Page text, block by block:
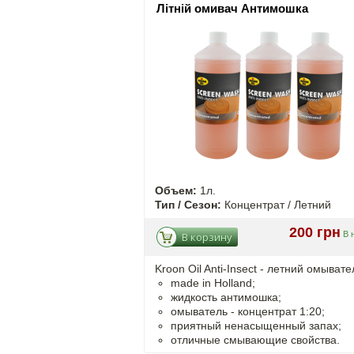
Літній омивач Антимошка
Объем: 1л.
Тип / Сезон: Концентрат / Летний
200 грн В
В корзину
Kroon Oil Anti-Insect - летний
made in Holland;
жидкость антимошка;
омыватель - концентрат 1:20;
приятный ненасыщенный запах;
отличные смывающие свойства.